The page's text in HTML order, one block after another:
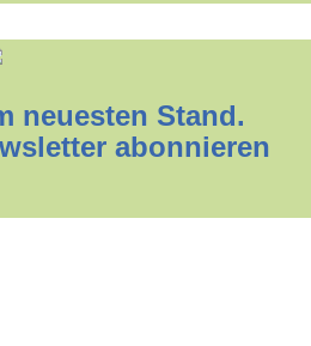
neuesten Stand.
abonnieren